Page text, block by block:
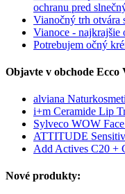
ochranu pred
Vianočný trh otvára
Vianoce - najkrajšie
Potrebujem očný
Objavte v obchode Ecco
alviana
i+m Ceramide Lip
Sylveco WOW
ATTITUDE
Add Actives C20 +
Nové produkty: